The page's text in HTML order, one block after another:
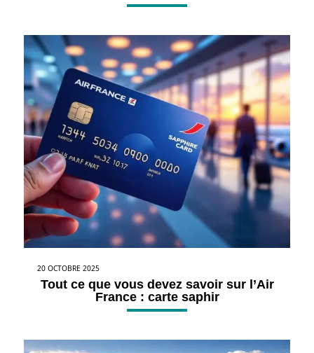
20 OCTOBRE 2025
Tout ce que vous devez savoir sur l’Air
France : carte saphir